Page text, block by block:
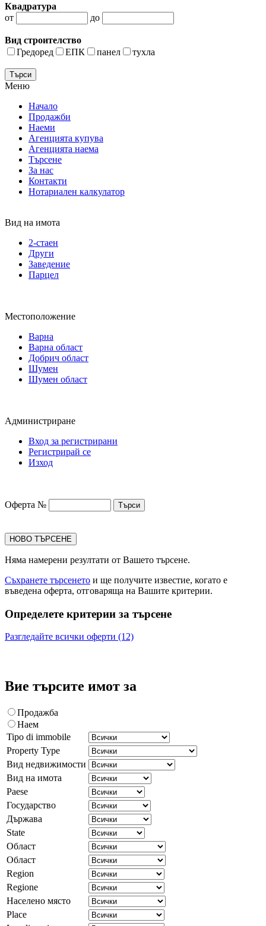
Квадратура
от
до
Вид строителство
Гредоред
ЕПК панел тухла
Меню
Начало
Продажби
Наеми
Агенцията купува
Агенцията наема
Търсене
За нас
Контакти
Нотариален калкулатор
Вид на имота
2-стаен
Други
Заведение
Парцел
Местоположение
Варна
Варна област
Добрич област
Шумен
Шумен област
Администриране
Вход за регистрирани
Регистрирай се
Изход
Оферта №
НОВО ТЪРСЕНЕ
Няма намерени резултати от Вашето търсене.
Съхранете търсенето и ще получите известие, когато е
въведена оферта, отговаряща на Вашите критерии.
Определете критерии за търсене
Разгледайте всички оферти (12)
Вие търсите имот за
Продажба
Наем
Tipo di immobile
Property Type
Вид недвижимости
Вид на имота
Paese
Государство
Държава
State
Област
Област
Region
Regione
Населено място
Place